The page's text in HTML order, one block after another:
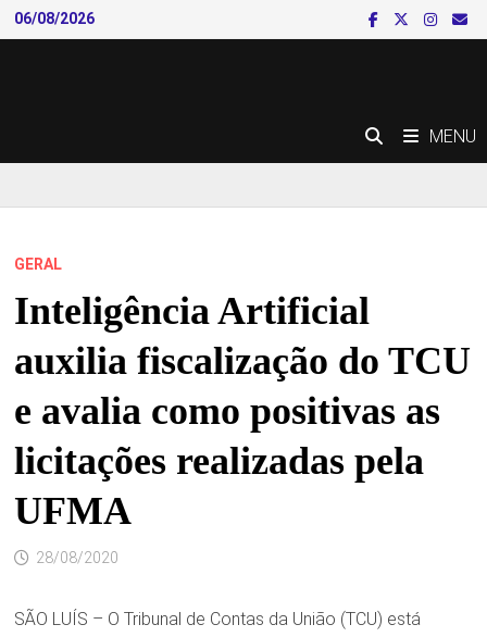
Skip
to
06/08/2026
MENU
GERAL
Inteligência Artificial
auxilia fiscalização do TCU
e avalia como positivas as
licitações realizadas pela
UFMA
28/08/2020
SÃO LUÍS – O Tribunal de Contas da União (TCU) está